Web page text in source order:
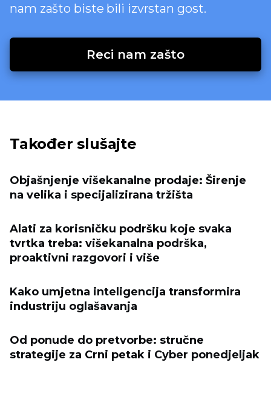
nam zašto biste bili izvrstan gost.
Reci nam zašto
Također slušajte
Objašnjenje višekanalne prodaje: Širenje
na velika i specijalizirana tržišta
Alati za korisničku podršku koje svaka
tvrtka treba: višekanalna podrška,
proaktivni razgovori i više
Kako umjetna inteligencija transformira
industriju oglašavanja
Od ponude do pretvorbe: stručne
strategije za Crni petak i Cyber ​​ponedjeljak